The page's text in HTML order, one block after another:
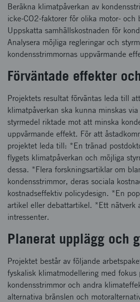
Beräkna klimatpåverkan av
icke-CO2-faktorer för olika motor- och
Uppskatta samhällskostnaden för
Analysera möjliga regleringar och
kondensstrimmornas uppvärmande
Förväntade effekter
Projektets resultat förväntas leda till
klimatpåverkan ska kunna minskas
styrmedel riktade mot att minska
uppvärmande effekt. För att
projektet leda till: *En tränad
flygets klimatpåverkan och möjliga
dessa. *Flera forskningsartiklar om
kondensstrimmor, deras sociala
kostnadseffektiv policydesign. *En
artikel eller debattartikel. *Ett nätverk
intressenter.
Planerat upplägg och
Projektet består av följande
fyskalisk klimatmodellering med fokus
kondensstrimmor och andra
alternativa bränslen och